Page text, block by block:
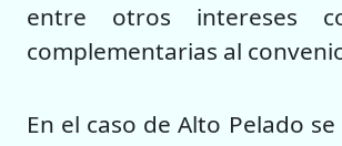
entre otros intereses
complementarias al
En el caso de Alto Pelado